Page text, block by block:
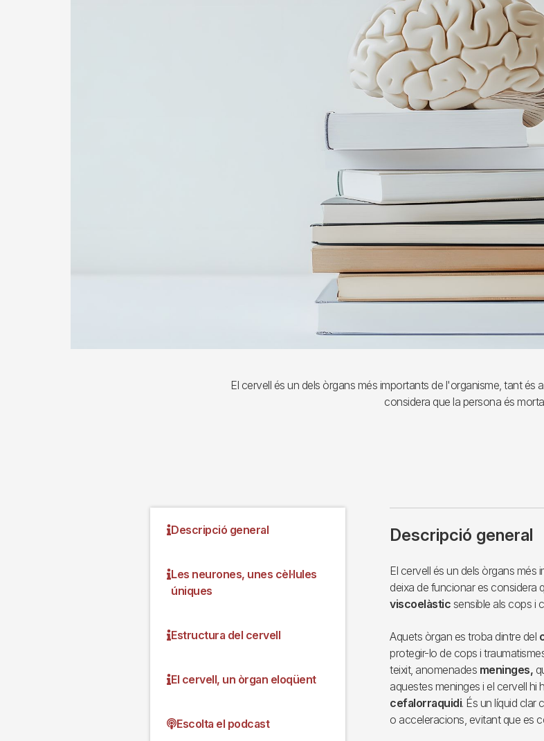
El cervell és un dels òrgans més importants de l'organisme, tant és
considera que la persona és
Descripció general
Les neurones, unes cèl·lules
úniques
Estructura del cervell
El cervell, un òrgan eloqüent
Escolta el podcast
Descripció general
El cervell és un dels òrgans més
deixa de funcionar es considera
viscoelàstic sensible als cops i
Aquets òrgan es troba dintre del
protegir-lo de cops i
teixit, anomenades meninges,
aquestes meninges i el cervell hi
cefalorraquidi. És un líquid
o acceleracions, evitant que es